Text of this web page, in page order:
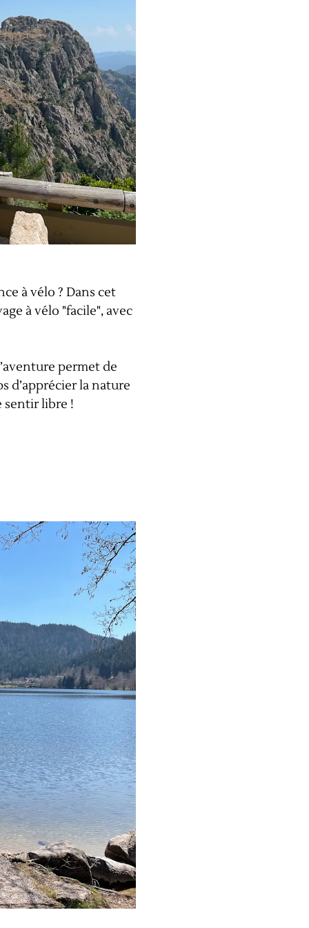
à vélo ? Dans cet
à vélo "facile", avec
permet de
d’apprécier la nature
sentir libre !